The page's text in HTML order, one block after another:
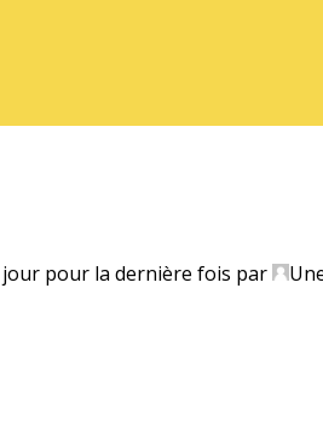
pour la dernière fois par